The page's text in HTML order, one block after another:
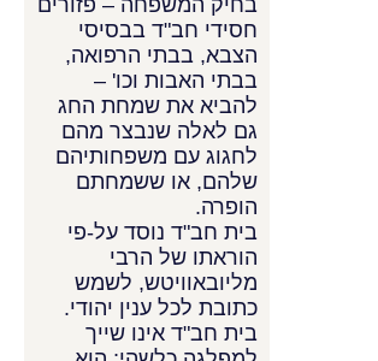
חסידי חב"ד בבסיסי
הצבא, בבתי הרפואה,
בבתי האבות וכו' –
להביא את שמחת החג
גם לאלה שנבצר מהם
לחגוג עם משפחותיהם
שלהם, או ששמחתם
הופרה.
בית חב"ד נוסד על-פי
הוראתו של הרבי
מליובאוויטש, לשמש
כתובת לכל ענין יהודי.
בית חב"ד אינו שייך